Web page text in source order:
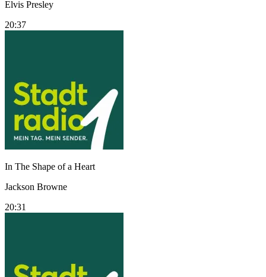
Elvis Presley
20:37
In The Shape of a Heart
Jackson Browne
20:31